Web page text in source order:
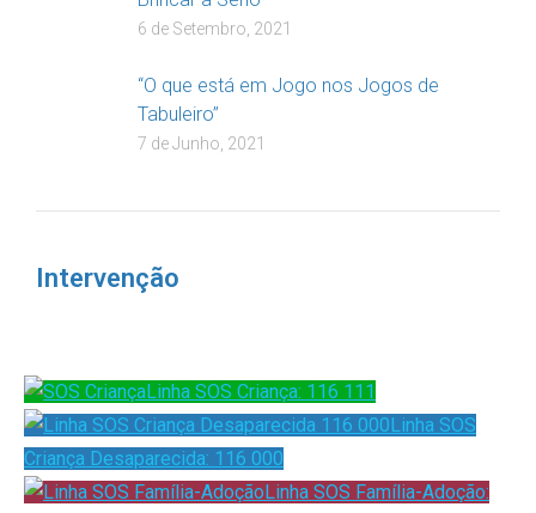
6 de Setembro, 2021
“O que está em Jogo nos Jogos de
Tabuleiro”
7 de Junho, 2021
Intervenção
Linha SOS Criança: 116 111
Linha SOS
Criança Desaparecida: 116 000
Linha SOS Família-Adoção: